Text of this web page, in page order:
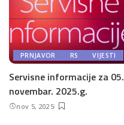
PRNJAVOR RS VIJESTI
Servisne informacije za 05.
novembar. 2025.g.
nov 5, 2025